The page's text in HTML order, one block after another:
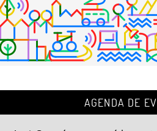
AGENDA DE